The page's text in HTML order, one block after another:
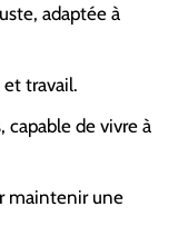
adaptée à
travail.
de vivre à
maintenir une